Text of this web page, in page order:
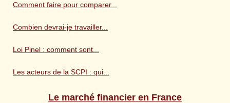
Comment faire pour comparer...
Combien devrai-je travailler...
Loi Pinel : comment sont...
Les acteurs de la SCPI : qui...
Le marché financier en France